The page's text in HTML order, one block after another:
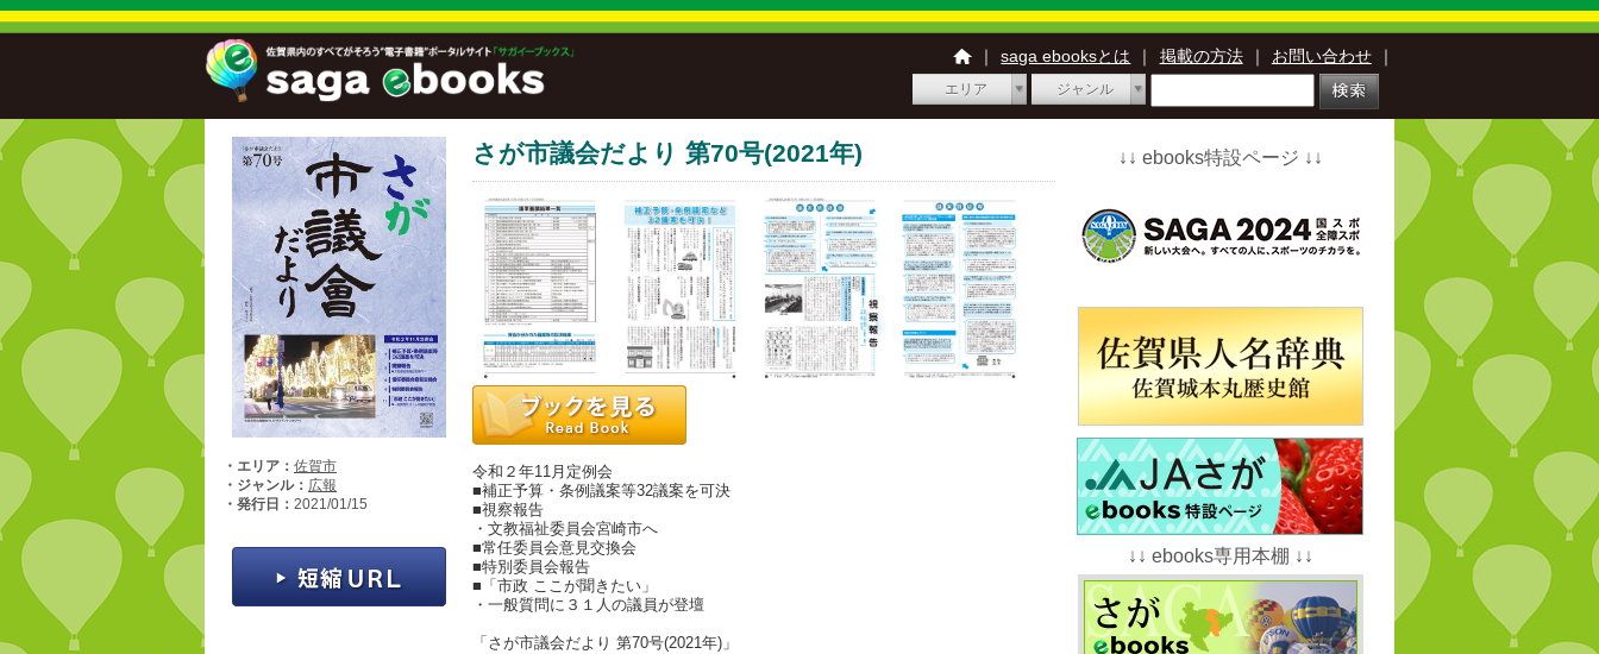
｜ saga ebooksとは ｜ 掲載の方法 ｜ お問い合わせ ｜
エリア ジャンル
・エリア： 佐賀市
・ジャンル： 広報
・発行日： 2021/01/15
さが市議会だより 第70号(2021年)
令和２年11月定例会
■補正予算・条例議案等32議案を可決
■視察報告
・文教福祉委員会宮崎市へ
■常任委員会意見交換会
■特別委員会報告
■「市政 ここが聞きたい」
・一般質問に３１人の議員が登壇
「さが市議会だより 第70号(2021年)」
↓↓ ebooks特設ページ ↓↓
↓↓ ebooks専用本棚 ↓↓